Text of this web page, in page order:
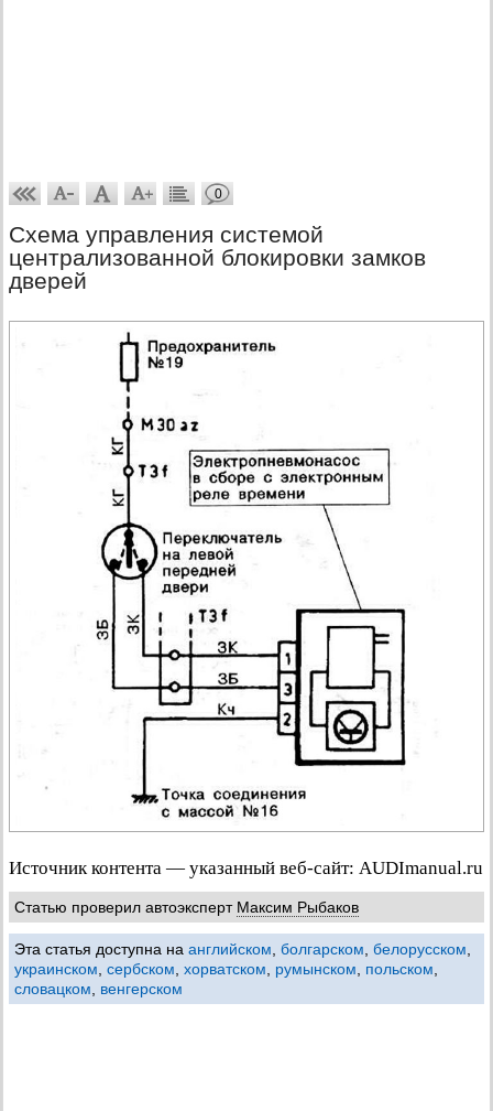
0
Схема управления системой
централизованной блокировки замков
дверей
Источник контента — указанный веб-сайт: AUDImanual.ru
Статью проверил автоэксперт Максим Рыбаков
Эта статья доступна на английском болгарском белорусском
украинском сербском хорватском румынском польском
словацком
венгерском